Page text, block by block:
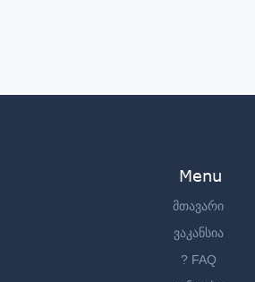
Menu
მთავარი
ვაკანსია
? FAQ